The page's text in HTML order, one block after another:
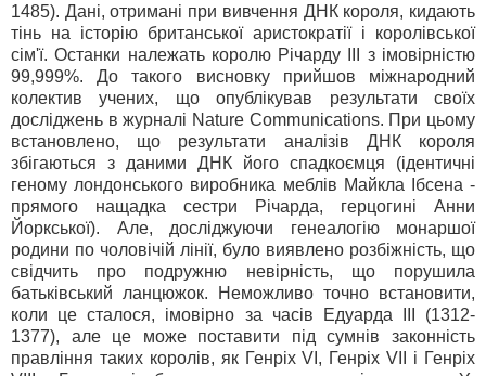
1485). Дані, отримані при вивчення ДНК короля, кидають
тінь на історію британської аристократії і королівської
сім'ї. Останки належать королю Річарду III з імовірністю
99,999%. До такого висновку прийшов міжнародний
колектив учених, що опублікував результати своїх
досліджень в журналі Nature Communications. При цьому
встановлено, що результати аналізів ДНК короля
збігаються з даними ДНК його спадкоємця (ідентичні
геному лондонського виробника меблів Майкла Ібсена -
прямого нащадка сестри Річарда, герцогині Анни
Йоркської). Але, досліджуючи генеалогію монаршої
родини по чоловічій лінії, було виявлено розбіжність, що
свідчить про подружню невірність, що порушила
батьківський ланцюжок. Неможливо точно встановити,
коли це сталося, імовірно за часів Едуарда III (1312-
1377), але це може поставити під сумнів законність
правління таких королів, як Генріх VI, Генріх VII і Генріх